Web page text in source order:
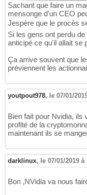
Sachant que faire un
mensonge d'un CEO
Jespère que le procès
Si les gens ont perdu
anticipé ce qu'il allait se
Ça arrive souvent que
préviennent les
youtpout978, le 07/01/
Bien fait pour Nvidia, ils
profité de la
maintenant ils se
darklinux, le 07/01/2019 à
Bon ,NVidia va nous